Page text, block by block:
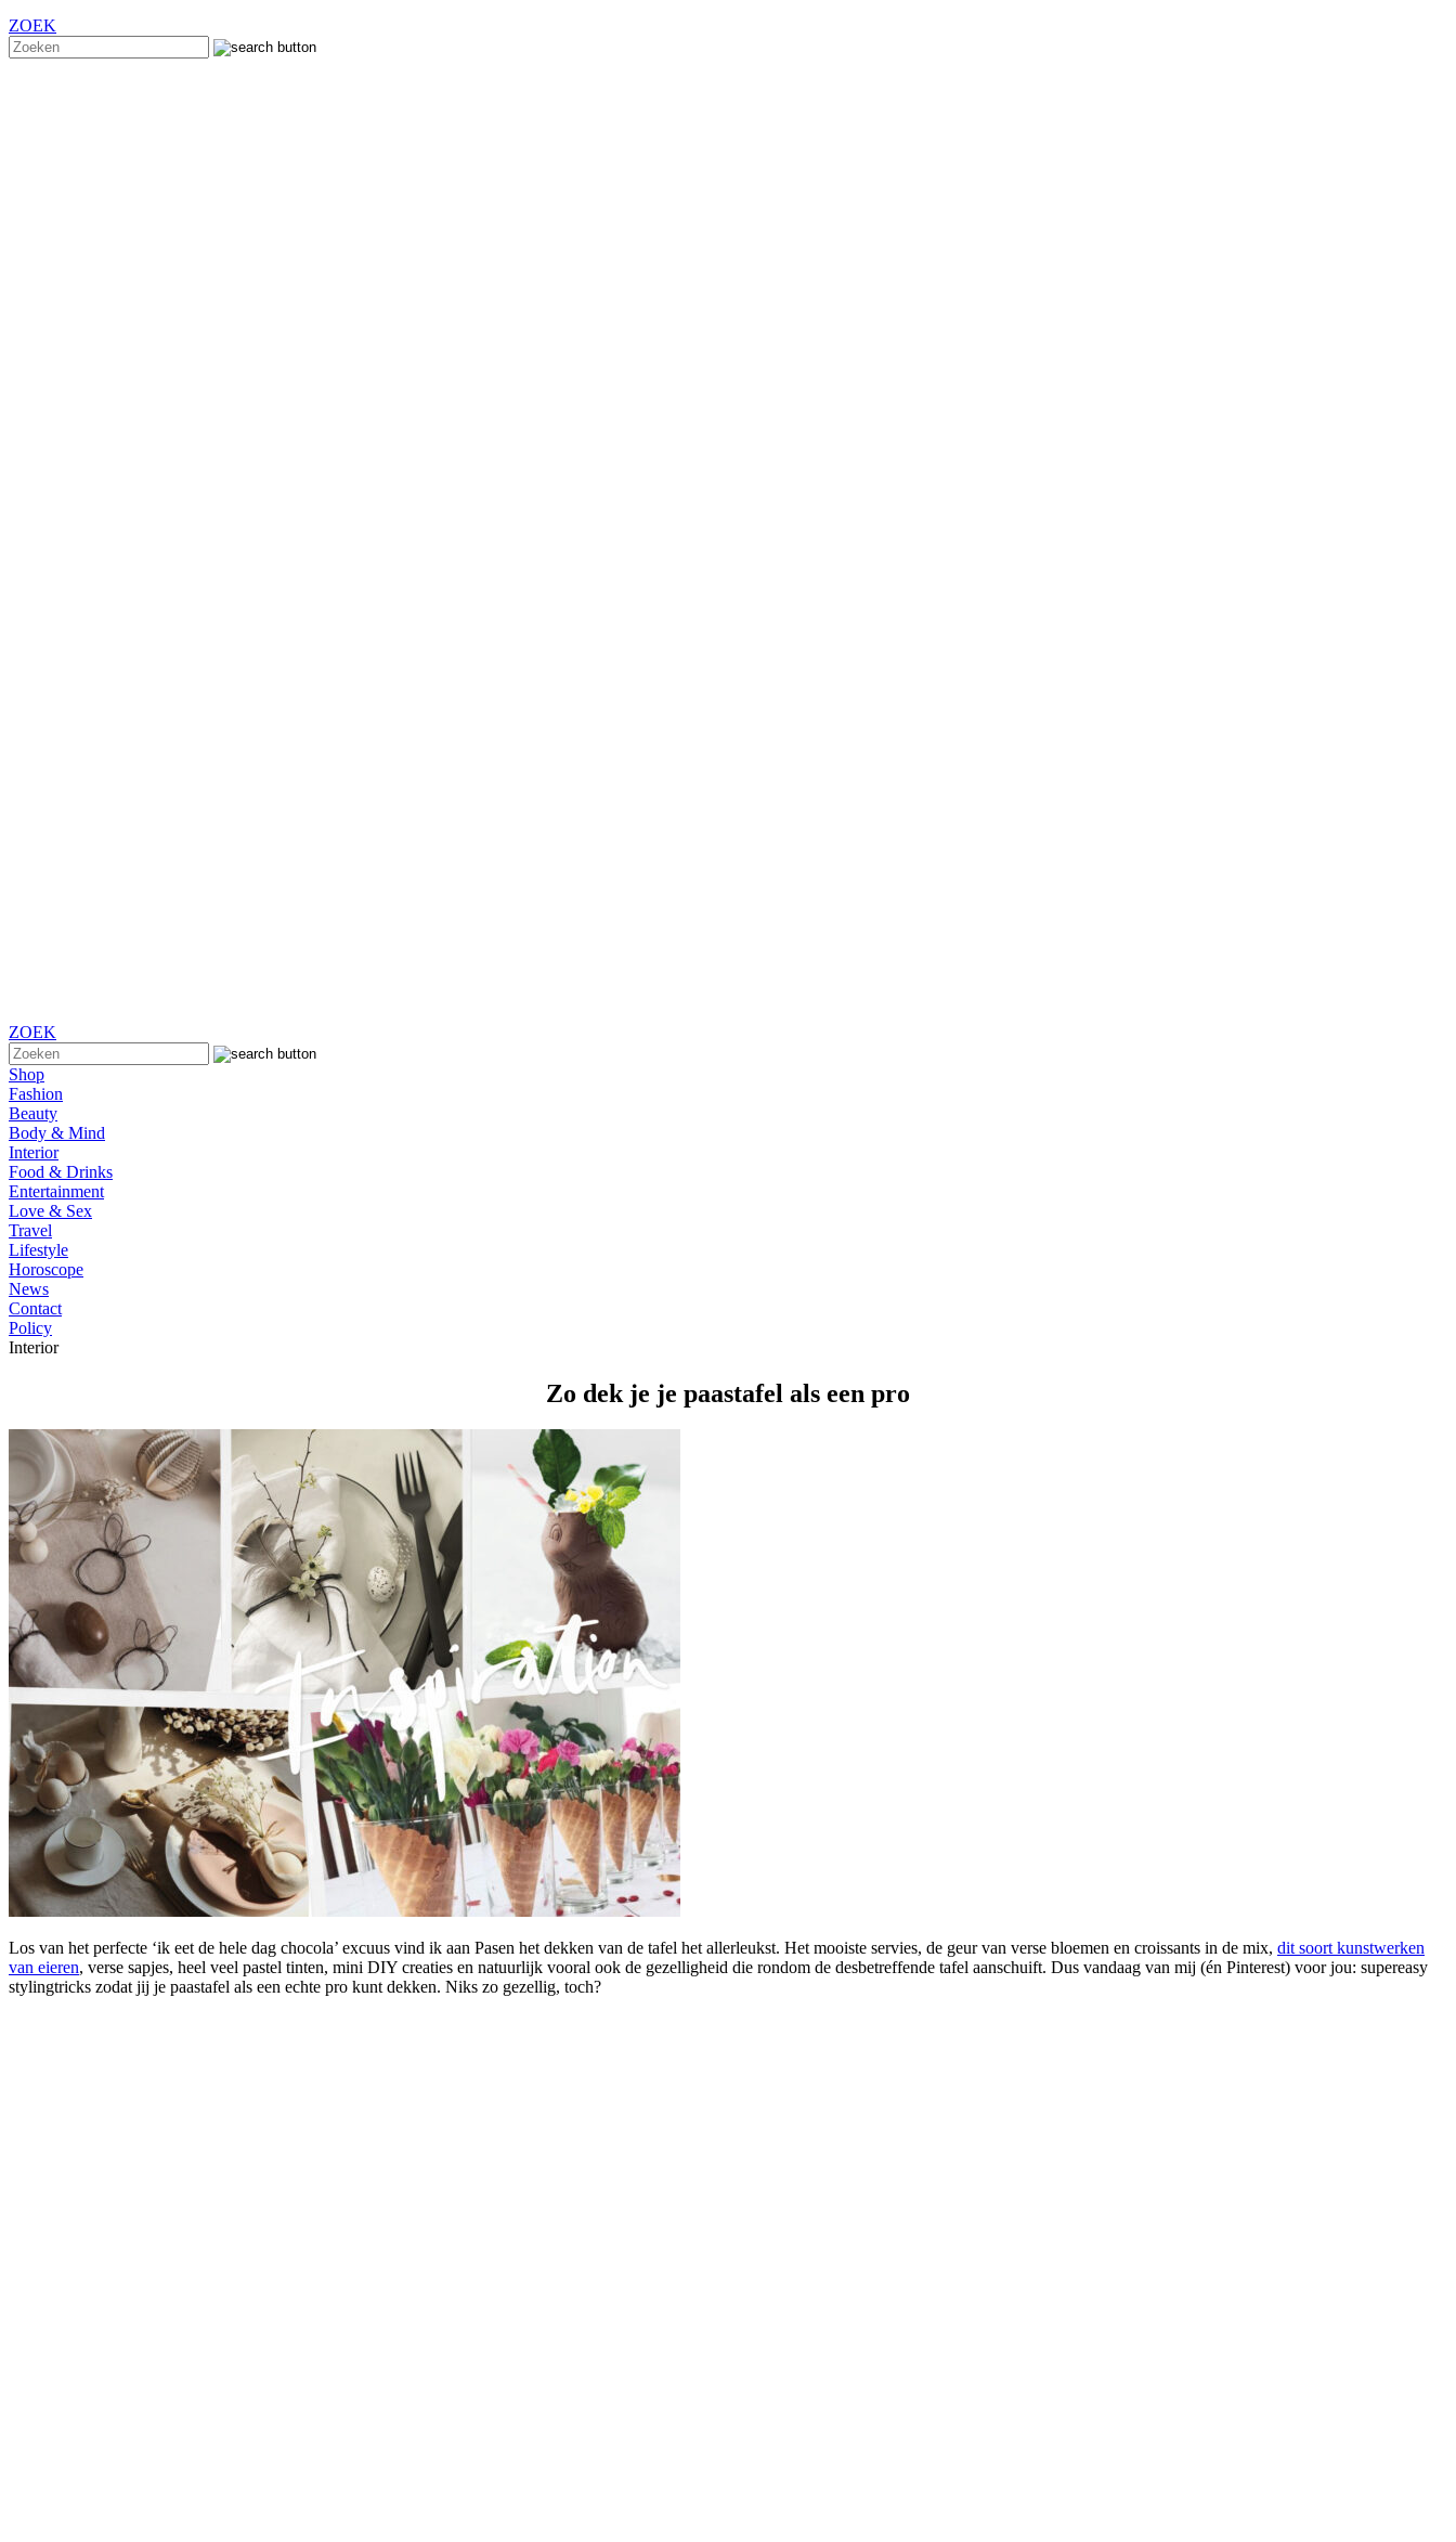
ZOEK
ZOEK
Shop
Fashion
Beauty
Body & Mind
Interior
Food & Drinks
Entertainment
Love & Sex
Travel
Lifestyle
Horoscope
News
Contact
Policy
Interior
Zo dek je je paastafel als een pro
Los van het perfecte ‘ik eet de hele dag chocola’ excuus vind ik aan Pasen het dekken van de tafel het allerleukst. Het mooiste servies, de geur van verse bloemen en croissants in de mix, dit soort kunstwerken
van eieren, verse sapjes, heel veel pastel tinten, mini DIY creaties en natuurlijk vooral ook de gezelligheid die rondom de desbetreffende tafel aanschuift. Dus vandaag van mij (én Pinterest) voor jou: supereasy
stylingtricks zodat jij je paastafel als een echte pro kunt dekken. Niks zo gezellig, toch?